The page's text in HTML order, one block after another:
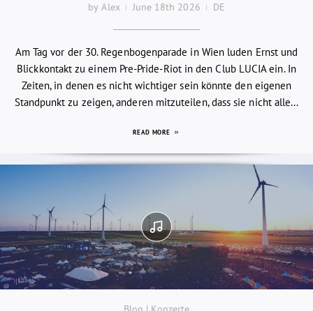
by Alex June 18th 2026 DE
Am Tag vor der 30. Regenbogenparade in Wien luden Ernst und
Blickkontakt zu einem Pre-Pride-Riot in den Club LUCIA ein. In
Zeiten, in denen es nicht wichtiger sein könnte den eigenen
Standpunkt zu zeigen, anderen mitzuteilen, dass sie nicht alle...
READ MORE